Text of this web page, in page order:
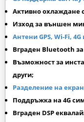
Активно охлаждане
Изход за външен
Антени GPS, Wi-Fi,
Вграден Bluetooth
Възможност за
други;
Разделение на
Поддръжка на 4G
Вграден DSP